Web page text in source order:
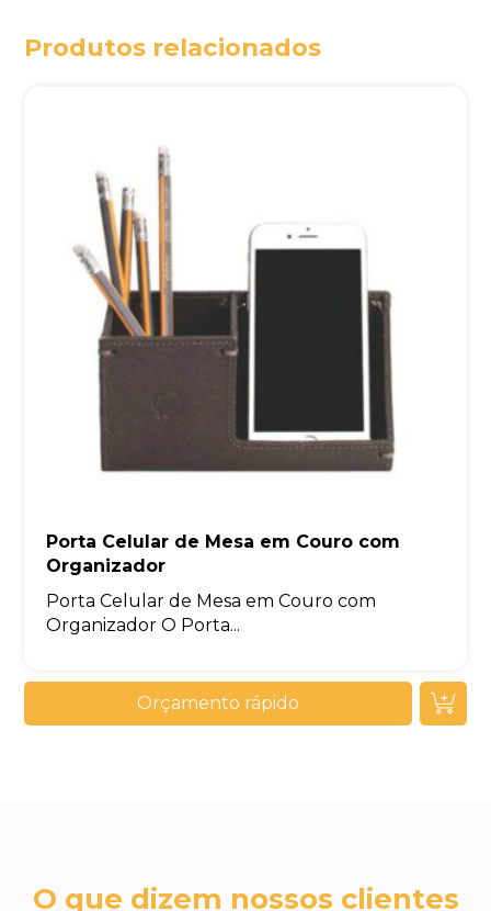
Produtos relacionados
Porta Celular de Mesa em Couro com
Organizador
Porta Celular de Mesa em Couro com
Organizador O Porta...
Orçamento rápido
O que dizem nossos clientes